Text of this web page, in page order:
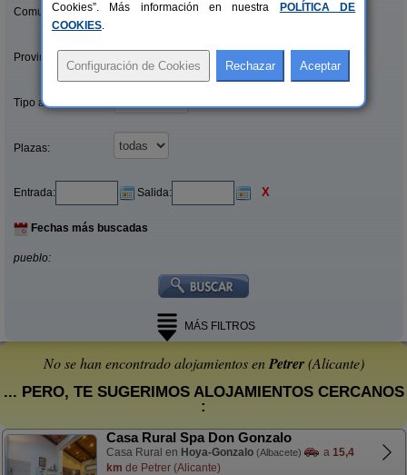
Comunidades:
Provincias/Islas:
Tipo alquiler:
Plazas:
Entrada: Salida: X
Fechas más buscadas
pueblo:
MÁS FILTROS
No se han encontrado alojamientos enPetrer(Alicante)
... PERO, TE SUGERIMOS ALOJAMIENTOS CERCANOS
:
Casa Rural Spa Don Gonzalo
Casa Rural en Hoya-Gonzalo (Albacete) a 15,4
km de Petrer (Alicante)
Cookies”. Más información en nuestra
POLÍTICA DE
COOKIES.